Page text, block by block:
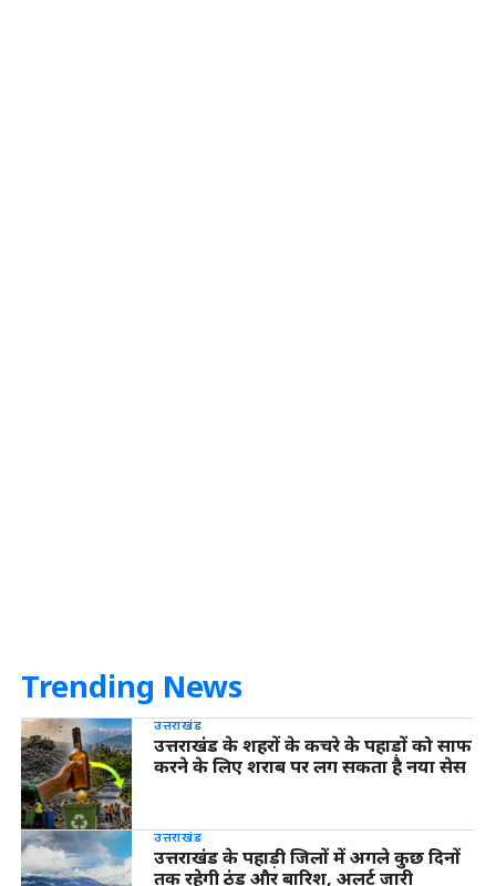
Trending News
उत्तराखंड
उत्तराखंड के शहरों के कचरे के पहाड़ों को साफ
करने के लिए शराब पर लग सकता है नया सेस
उत्तराखंड
उत्तराखंड के पहाड़ी जिलों में अगले कुछ दिनों
तक रहेगी ठंड और बारिश, अलर्ट जारी